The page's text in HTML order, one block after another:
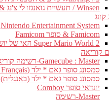
Winsen / תעשיית גואנגזו לי צ'נג & מסחר Co.
קונג
Nintendo Entertainment System
Famicom & סופר Famicom
Super Mario World 2 האי של יושי
קוריאה
Gamecube : Master-רשימה קוריאנית !
סמסונג סופר גאם * ילד (en Français)
סמסונג סופר גאם * ילד (באנגלית)
יונדאי סופר Comboy
Master-רשימה